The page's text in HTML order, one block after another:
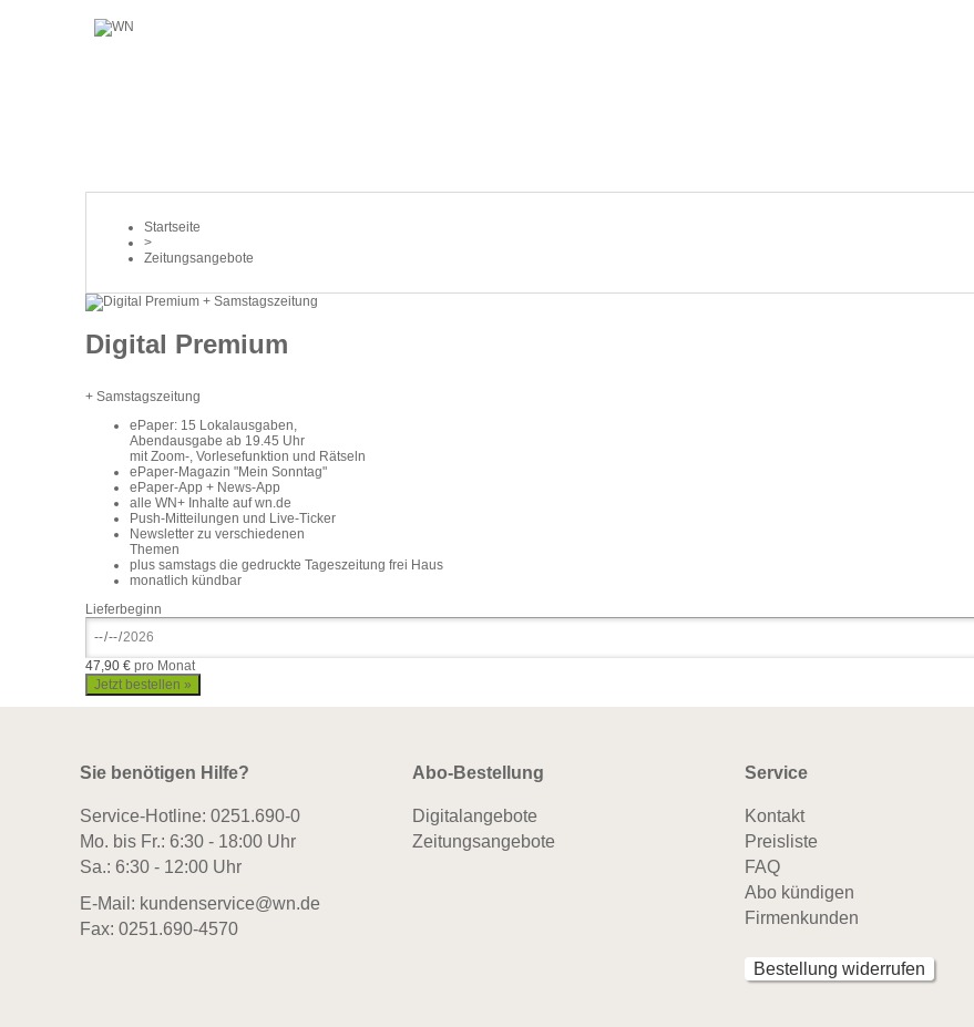
Startseite
>
Zeitungsangebote
Digital Premium
+ Samstagszeitung
ePaper: 15 Lokalausgaben,
Abendausgabe ab 19.45 Uhr
mit Zoom-, Vorlesefunktion und Rätseln
ePaper-Magazin "Mein Sonntag"
ePaper-App + News-App
alle WN+ Inhalte auf wn.de
Push-Mitteilungen und Live-Ticker
Newsletter zu verschiedenen
Themen
plus samstags die gedruckte Tageszeitung frei Haus
monatlich kündbar
Lieferbeginn
47,90 € pro Monat
Sie benötigen Hilfe?
Service-Hotline: 0251.690-0
Mo. bis Fr.: 6:30 - 18:00 Uhr
Sa.: 6:30 - 12:00 Uhr
E-Mail: kundenservice@wn.de
Fax: 0251.690-4570
Abo-Bestellung
Digitalangebote
Zeitungsangebote
Service
Kontakt
Preisliste
FAQ
Abo kündigen
Firmenkunden
Bestellung widerrufen